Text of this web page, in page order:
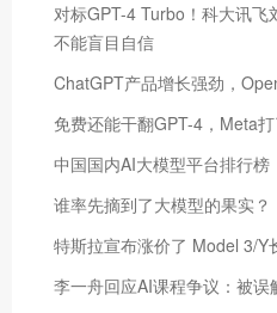
对标GPT-4 Turbo！科大讯
不能盲目自信
ChatGPT产品增长强劲，
免费还能干翻GPT-4，Meta
中国国内AI大模型平台排行榜
谁率先摘到了大模型的果实？
特斯拉宣布涨价了 Model 3/Y
李一舟回应AI课程争议：被误